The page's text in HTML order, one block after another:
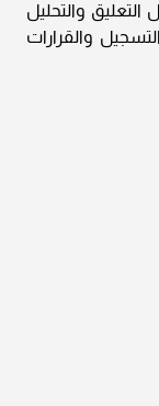
والتحليل
والقرارات